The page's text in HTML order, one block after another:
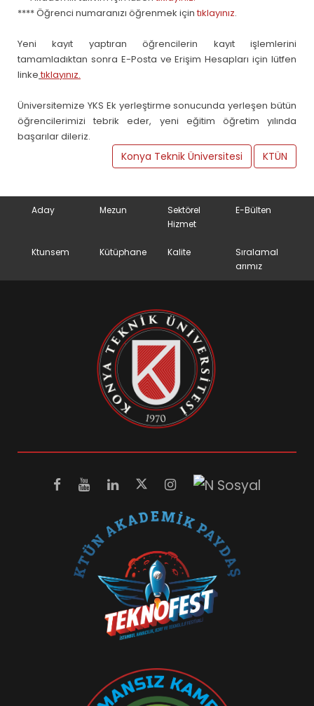
**** Öğrenci numaranızı öğrenmek içintıklayınız.
Yeni kayıt yaptıran öğrencilerin kayıt işlemlerini
tamamladıktan sonra E-Posta ve Erişim Hesapları için lütfen
linke tıklayınız.
Üniversitemize YKS Ek yerleştirme sonucunda yerleşen bütün
öğrencilerimizi tebrik eder, yeni eğitim öğretim yılında
başarılar dileriz.
Konya Teknik Üniversitesi KTÜN
Aday Mezun
Sektörel
Hizmet
E-Bülten
Ktunsem Kütüphane Kalite
Sıralamal
arımız